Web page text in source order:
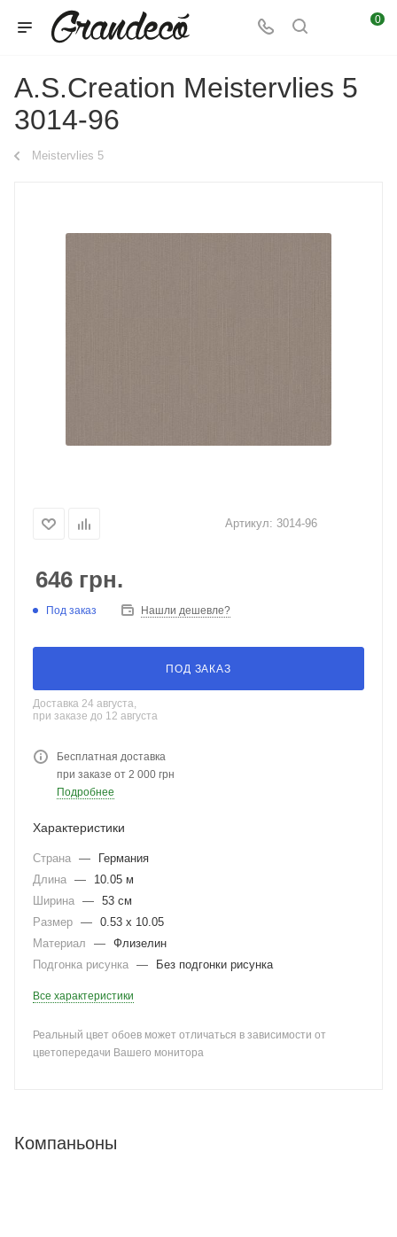
0
A.S.Creation Meistervlies 5
3014-96
Meistervlies 5
Артикул: 3014-96
646 грн.
Под заказ Нашли дешевле?
ПОД ЗАКАЗ
Доставка 24 августа,
при заказе до 12 августа
Бесплатная доставка
при заказе от 2 000 грн
Подробнее
Характеристики
Страна —
Германия
Длина —
10.05 м
Ширина — 53 см
Размер — 0.53 x 10.05
Материал
— Флизелин
Подгонка рисунка — Без подгонки рисунка
Все характеристики
Реальный цвет обоев может отличаться в зависимости от
цветопередачи Вашего монитора
Компаньоны